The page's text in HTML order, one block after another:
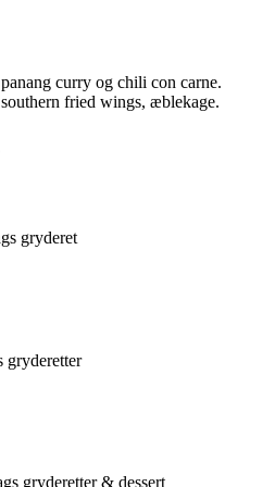
curry og chili con carne.
fried wings, æblekage.
gryderet
gryderetter
gryderetter & dessert